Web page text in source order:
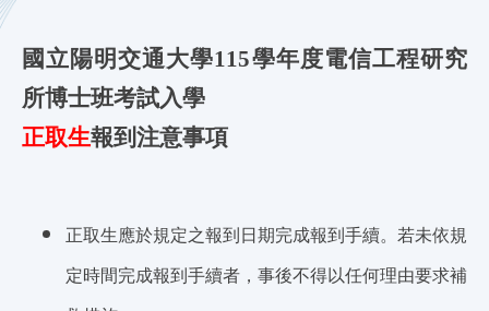
國立陽明交通大學115學年度電信工程研究
所博士班考試入學
正取生報到注意事項
正取生應於規定之報到日期完成報到手續。若未依規
定時間完成報到手續者，事後不得以任何理由要求補